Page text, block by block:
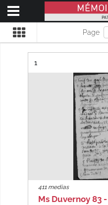
Mémoire Vive patrimoine
Ouvrir le menu déroulant
Page
Résultat n°
1
411 medias
Ms Duvernoy 83